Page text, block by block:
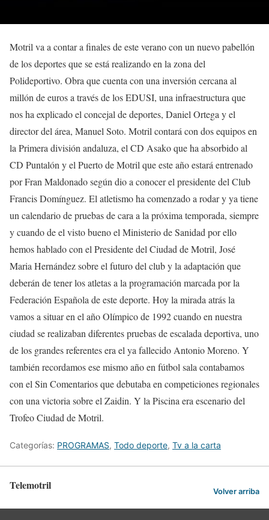
Motril va a contar a finales de este verano con un nuevo pabellón
de los deportes que se está realizando en la zona del
Polideportivo. Obra que cuenta con una inversión cercana al
millón de euros a través de los EDUSI, una infraestructura que
nos ha explicado el concejal de deportes, Daniel Ortega y el
director del área, Manuel Soto. Motril contará con dos equipos en
la Primera división andaluza, el CD Asako que ha absorbido al
CD Puntalón y el Puerto de Motril que este año estará entrenado
por Fran Maldonado según dio a conocer el presidente del Club
Francis Domínguez. El atletismo ha comenzado a rodar y ya tiene
un calendario de pruebas de cara a la próxima temporada, siempre
y cuando de el visto bueno el Ministerio de Sanidad por ello
hemos hablado con el Presidente del Ciudad de Motril, José
Maria Hernández sobre el futuro del club y la adaptación que
deberán de tener los atletas a la programación marcada por la
Federación Española de este deporte. Hoy la mirada atrás la
vamos a situar en el año Olímpico de 1992 cuando en nuestra
ciudad se realizaban diferentes pruebas de escalada deportiva, uno
de los grandes referentes era el ya fallecido Antonio Moreno. Y
también recordamos ese mismo año en fútbol sala contabamos
con el Sin Comentarios que debutaba en competiciones regionales
con una victoria sobre el Zaidin. Y la Piscina era escenario del
Trofeo Ciudad de Motril.
Categorías: PROGRAMAS, Todo deporte, Tv a la carta
Telemotril Volver arriba